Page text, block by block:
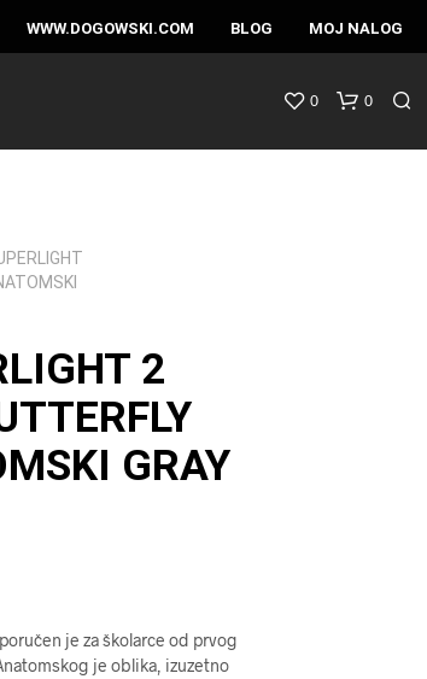
WWW.DOGOWSKI.COM BLOG MOJ NALOG
0 0
2
GRAY
je za školarce od prvog
je oblika, izuzetno